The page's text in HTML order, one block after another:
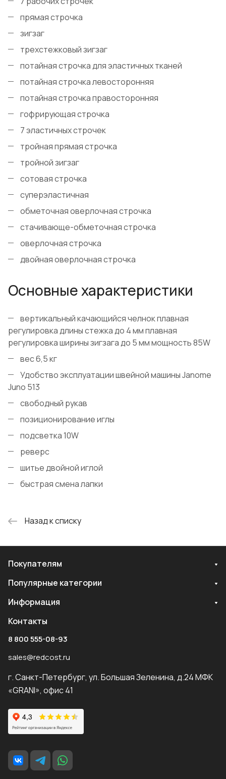
прямая строчка
зигзаг
трехстежковый зигзаг
потайная строчка для эластичных тканей
потайная строчка левосторонняя
потайная строчка правосторонняя
гофрирующая строчка
7 эластичных строчек
тройная прямая строчка
тройной зигзаг
сотовая строчка
суперэластичная
обметочная оверлочная строчка
стачивающе-обметочная строчка
оверлочная строчка
двойная оверлочная строчка
Основные характеристики
вертикальный качающийся челнок плавная
регулировка длины стежка до 4 мм плавная
регулировка ширины зигзага до 5 мм мощность 85W
вес 6,5 кг
Удобство эксплуатации швейной машины Janome
Juno 513
свободный рукав
позиционирование иглы
подсветка 10W
реверс
шитье двойной иглой
быстрая смена лапки
Назад к списку
Покупателям
Популярные категории
Информация
Контакты
8 800 555-08-93
sales@redcost.ru
г. Санкт-Петербург, ул. Большая Зеленина, д.24 МФК
«GRANI», офис 41